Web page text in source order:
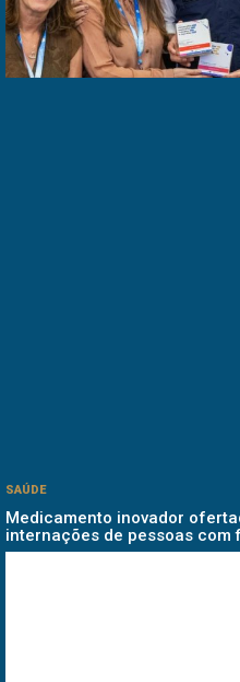
SAÚDE
Medicamento inovador
internações de pessoas com